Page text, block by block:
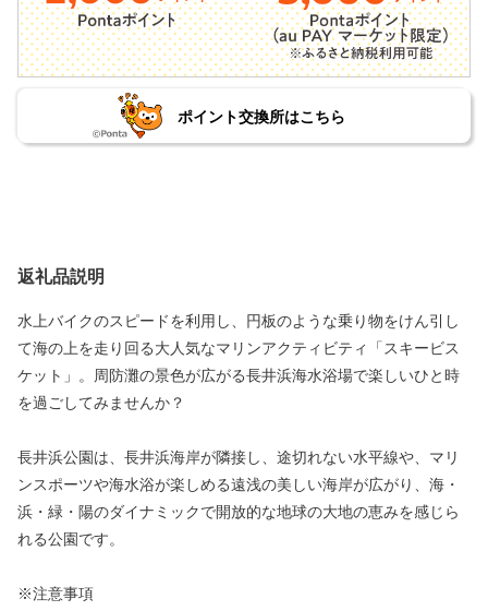
ポイント交換所はこちら
返礼品説明
水上バイクのスピードを利用し、円板のような乗り物をけん引し
て海の上を走り回る大人気なマリンアクティビティ「スキービス
ケット」。周防灘の景色が広がる長井浜海水浴場で楽しいひと時
を過ごしてみませんか？
長井浜公園は、長井浜海岸が隣接し、途切れない水平線や、マリ
ンスポーツや海水浴が楽しめる遠浅の美しい海岸が広がり、海・
浜・緑・陽のダイナミックで開放的な地球の大地の恵みを感じら
れる公園です。
※注意事項